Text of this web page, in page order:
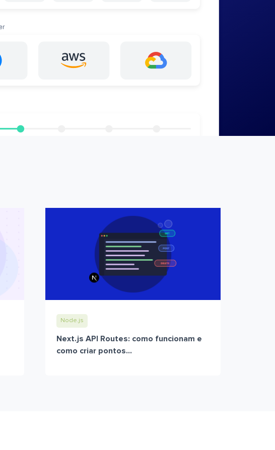
Node.js
Next.js API Routes: como funcionam e
como criar pontos...